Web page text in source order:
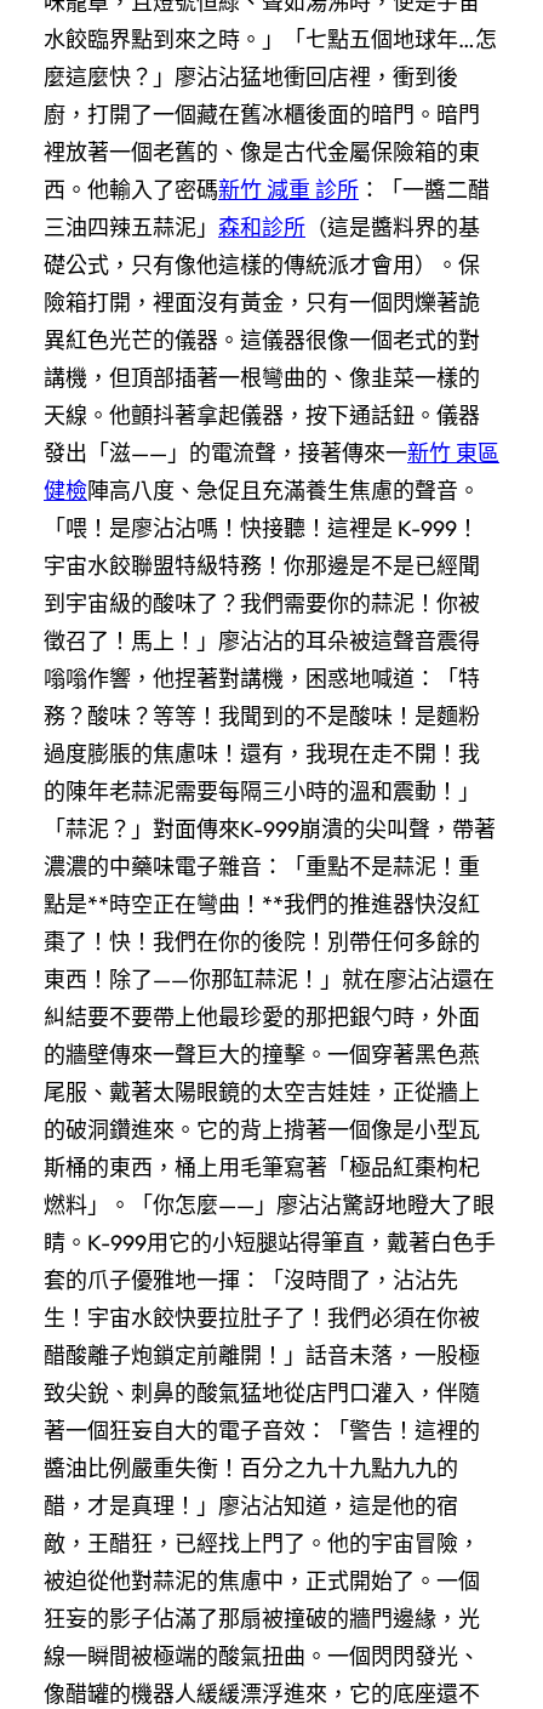
水餃臨界點到來之時。」「七點五個地球年…怎
麼這麼快？」廖沾沾猛地衝回店裡，衝到後
廚，打開了一個藏在舊冰櫃後面的暗門。暗門
裡放著一個老舊的、像是古代金屬保險箱的東
西。他輸入了密碼新竹 減重 診所 ：「一醬二醋
三油四辣五蒜泥」 森和診所 （這是醬料界的基
礎公式，只有像他這樣的傳統派才會用）。保
險箱打開，裡面沒有黃金，只有一個閃爍著詭
異紅色光芒的儀器。這儀器很像一個老式的對
講機，但頂部插著一根彎曲的、像韭菜一樣的
天線。他顫抖著拿起儀器，按下通話鈕。儀器
發出「滋——」的電流聲，接著傳來一新竹 東區
健檢陣高八度、急促且充滿養生焦慮的聲音。
「喂！是廖沾沾嗎！快接聽！這裡是 K-999！
宇宙水餃聯盟特級特務！你那邊是不是已經聞
到宇宙級的酸味了？我們需要你的蒜泥！你被
徵召了！馬上！」廖沾沾的耳朵被這聲音震得
嗡嗡作響，他捏著對講機，困惑地喊道：「特
務？酸味？等等！我聞到的不是酸味！是麵粉
過度膨脹的焦慮味！還有，我現在走不開！我
的陳年老蒜泥需要每隔三小時的溫和震動！」
「蒜泥？」對面傳來K-999崩潰的尖叫聲，帶著
濃濃的中藥味電子雜音：「重點不是蒜泥！重
點是**時空正在彎曲！**我們的推進器快沒紅
棗了！快！我們在你的後院！別帶任何多餘的
東西！除了——你那缸蒜泥！」就在廖沾沾還在
糾結要不要帶上他最珍愛的那把銀勺時，外面
的牆壁傳來一聲巨大的撞擊。一個穿著黑色燕
尾服、戴著太陽眼鏡的太空吉娃娃，正從牆上
的破洞鑽進來。它的背上揹著一個像是小型瓦
斯桶的東西，桶上用毛筆寫著「極品紅棗枸杞
燃料」。「你怎麼——」廖沾沾驚訝地瞪大了眼
睛。K-999用它的小短腿站得筆直，戴著白色手
套的爪子優雅地一揮：「沒時間了，沾沾先
生！宇宙水餃快要拉肚子了！我們必須在你被
醋酸離子炮鎖定前離開！」話音未落，一股極
致尖銳、刺鼻的酸氣猛地從店門口灌入，伴隨
著一個狂妄自大的電子音效：「警告！這裡的
醬油比例嚴重失衡！百分之九十九點九九的
醋，才是真理！」廖沾沾知道，這是他的宿
敵，王醋狂，已經找上門了。他的宇宙冒險，
被迫從他對蒜泥的焦慮中，正式開始了。一個
狂妄的影子佔滿了那扇被撞破的牆門邊緣，光
線一瞬間被極端的酸氣扭曲。一個閃閃發光、
像醋罐的機器人緩緩漂浮進來，它的底座還不